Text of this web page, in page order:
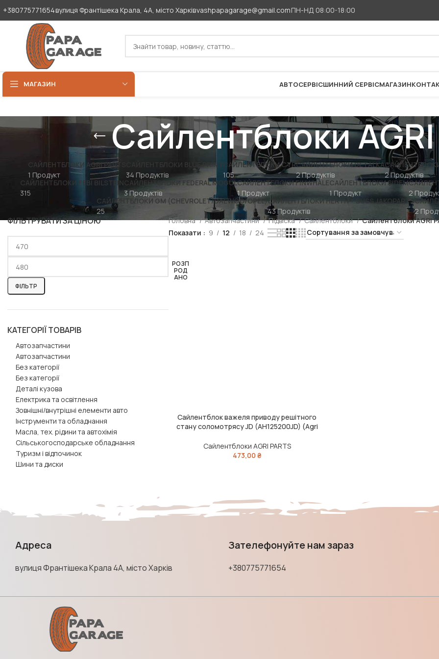
+380775771654вулиця Франтішека Крала, 4А, місто Харківvashpapagarage@gmail.comПН-НД 08:00-18:00
МАГАЗИН АВТОСЕРВІСШИННИЙ СЕРВІСМАГАЗИН
Сайлентблоки AGRI
САЙЛЕНТБЛОКИ AGRI PARTS
1 Продукт
САЙЛЕНТБЛОКИ BLUE PRINT
34 Продуктів
САЙЛЕНТБЛОКИ CTR
105
САЙЛЕНТБЛОКИ DETALKA
2 Продуктів
САЙЛЕНТБЛОКИ
2 Продуктів
САЙЛЕНТБЛОКИ FEBI BILSTEIN
315
САЙЛЕНТБЛОКИ FEDERAL MOGUL
3 Продуктів
САЙЛЕНТБЛОКИ FINWHALE
1 Продукт
САЙЛЕНТБЛОКИ SIDEM
1 Продукт
2
САЙЛЕНТБЛОКИ GM (CHEVROLET/DAEWOO/OPEL)
25
САЙЛЕНТБЛОКИ HERTH + BUSS JAKOPARTS
43 Продуктів
2
ФІЛЬТРУВАТИ ЗА ЦІНОЮ
ФІЛЬТР
КАТЕГОРІЇ ТОВАРІВ
Автозапчастини
Автозапчастини
Без категорії
Без категорії
Деталі кузова
Електрика та освітлення
Зовнішні/внутрішні елементи авто
Інструменти та обладнання
Масла, тех. рідини та автохімія
Сільськогосподарське обладнання
Туризм і відпочинок
Шини та диски
Головна Автозапчастини Підвіска Сайлентблоки
Сайлентблоки AGRI
Показати
9 12 18 24
РОЗП
РОД
АНО
ЧИТАТИ ДАЛІ
Сайлентблок важеля приводу решітного
стану соломотрясу JD (AH125200JD) (Agri
Сайлентблоки AGRI PARTS
473,00 ₴
Адреса
вулиця Франтішека Крала 4А, місто Харків
Зателефонуйте нам зараз
+380775771654